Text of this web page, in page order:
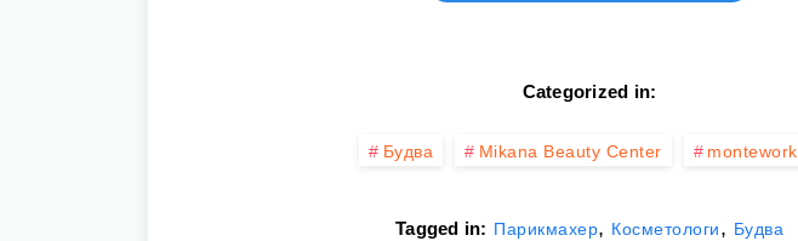
Categorized in:
Будва Mikana Beauty Center montework
Tagged in: Парикмахер, Косметологи, Будва